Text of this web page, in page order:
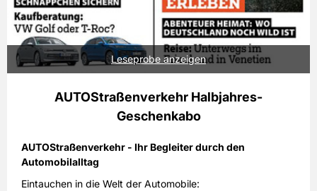
Leseprobe anzeigen
AUTOStraßenverkehr Halbjahres-
Geschenkabo
AUTOStraßenverkehr - Ihr Begleiter durch den
Automobilalltag
Eintauchen in die Welt der Automobile: